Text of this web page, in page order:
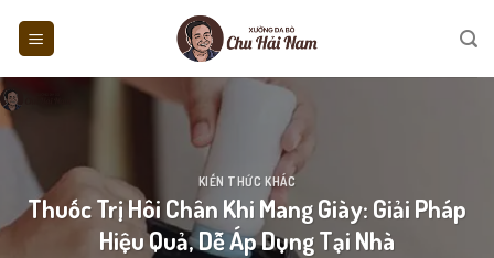
KIẾN THỨC KHÁC
Thuốc Trị Hôi Chân Khi Mang Giày: Giải Pháp
Hiệu Quả, Dễ Áp Dụng Tại Nhà